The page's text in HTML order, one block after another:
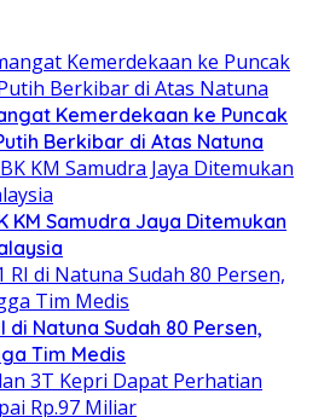
Kemerdekaan ke Puncak
Berkibar di Atas Natuna
KM Samudra Jaya Ditemukan
di Natuna Sudah 80 Persen,
Tim Medis